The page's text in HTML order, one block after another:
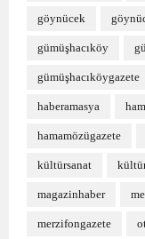
göynücek
gümüşhacıköy
gümüşhacıköygazete
haberamasya
hamamözügazete
kültürsanat
magazinhaber
merzifongazete